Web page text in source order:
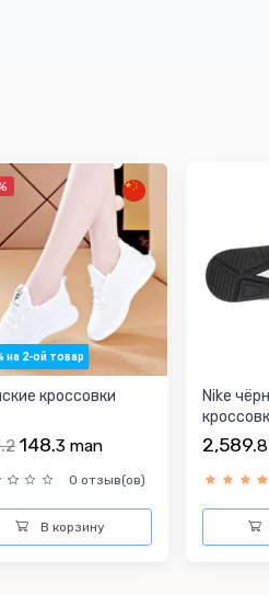
на 2-ой товар
кроссовки
2 148.3 man
0 отзыв(ов)
В корзину
Nike
2,589.8